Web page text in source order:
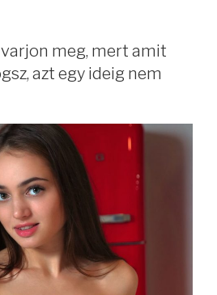
meg, mert amit
azt egy ideig nem